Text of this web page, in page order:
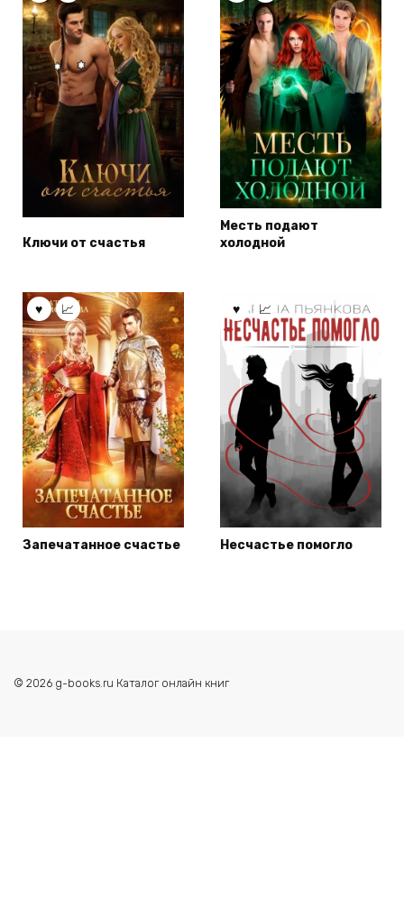
Ключи от счастья
Месть подают
холодной
Запечатанное счастье Несчастье помогло
© 2026 g-books.ru Каталог онлайн книг